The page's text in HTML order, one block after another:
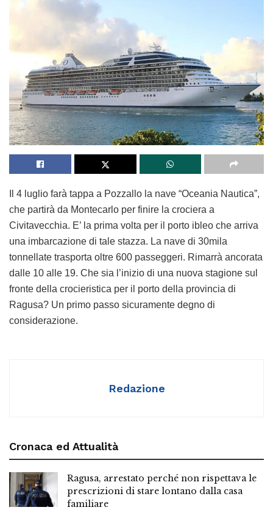
Il 4 luglio farà tappa a Pozzallo la nave “Oceania Nautica”,
che partirà da Montecarlo per finire la crociera a
Civitavecchia. E’ la prima volta per il porto ibleo che arriva
una imbarcazione di tale stazza. La nave di 30mila
tonnellate trasporta oltre 600 passeggeri. Rimarrà ancorata
dalle 10 alle 19. Che sia l’inizio di una nuova stagione sul
fronte della crocieristica per il porto della provincia di
Ragusa? Un primo passo sicuramente degno di
considerazione.
Redazione
Cronaca ed Attualità
Ragusa, arrestato perché non rispettava le
prescrizioni di stare lontano dalla casa
familiare